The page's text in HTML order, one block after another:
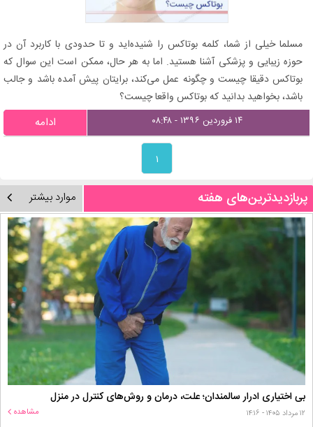
مسلما خیلی از شما، کلمه بوتاکس را شنیده‌اید و تا حدودی با کاربرد آن در
حوزه زیبایی و پزشکی آشنا هستید. اما به هر حال، ممکن است این سوال که
بوتاکس دقیقا چیست و چگونه عمل می‌کند، برایتان پیش آمده باشد و جالب
باشد، بخواهید بدانید که بوتاکس واقعا چیست؟
۱۴ فروردین ۱۳۹۶ - ۰۸:۴۸ ادامه
۱
پربازدیدترین‌های هفته موارد بیشتر
بی اختیاری ادرار سالمندان؛ علت، درمان و روش‌های کنترل در منزل
۱۲ مرداد ۱۴۰۵ - ۱۴:۱۶ مشاهده